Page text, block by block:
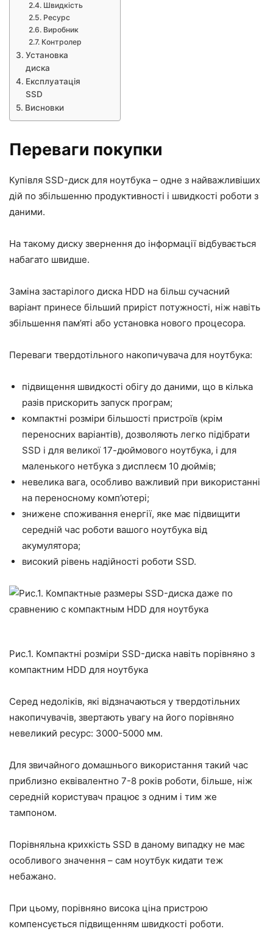
Швидкість
Ресурс
Виробник
Контролер
Установка
диска
Експлуатація
SSD
Висновки
Переваги покупки
Купівля SSD-диск для ноутбука – одне з найважливіших
дій по збільшенню продуктивності і швидкості роботи з
даними.
На такому диску звернення до інформації відбувається
набагато швидше.
Заміна застарілого диска HDD на більш сучасний
варіант принесе більший приріст потужності, ніж навіть
збільшення пам’яті або установка нового процесора.
Переваги твердотільного накопичувача для ноутбука:
підвищення швидкості обігу до даними, що в кілька
разів прискорить запуск програм;
компактні розміри більшості пристроїв (крім
переносних варіантів), дозволяють легко підібрати
SSD і для великої 17-дюймового ноутбука, і для
маленького нетбука з дисплеєм 10 дюймів;
невелика вага, особливо важливий при використанні
на переносному комп’ютері;
знижене споживання енергії, яке має підвищити
середній час роботи вашого ноутбука від
акумулятора;
високий рівень надійності роботи SSD.
Рис.1. Компактні розміри SSD-диска навіть порівняно з
компактним HDD для ноутбука
Серед недоліків, які відзначаються у твердотільних
накопичувачів, звертають увагу на його порівняно
невеликий ресурс: 3000-5000 мм.
Для звичайного домашнього використання такий час
приблизно еквівалентно 7-8 років роботи, більше, ніж
середній користувач працює з одним і тим же
тампоном.
Порівняльна крихкість SSD в даному випадку не має
особливого значення – сам ноутбук кидати теж
небажано.
При цьому, порівняно висока ціна пристрою
компенсується підвищенням швидкості роботи.